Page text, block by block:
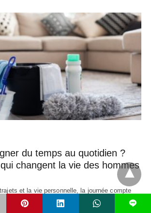
du temps au quotidien ?
changent la vie des hommes
et la vie personnelle, la journée compte
heures.…
L